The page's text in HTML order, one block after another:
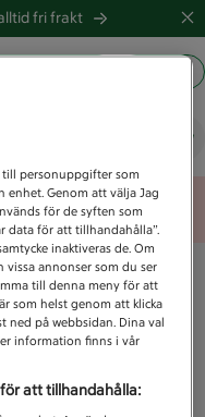
fri frakt
personuppgifter som
enhet. Genom att välja Jag
för de syften som
data för att tillhandahålla”.
inaktiveras de. Om
vissa annonser som du ser
till denna meny för att
som helst genom att klicka
ned på webbsidan. Dina val
information finns i vår
att tillhandahålla: